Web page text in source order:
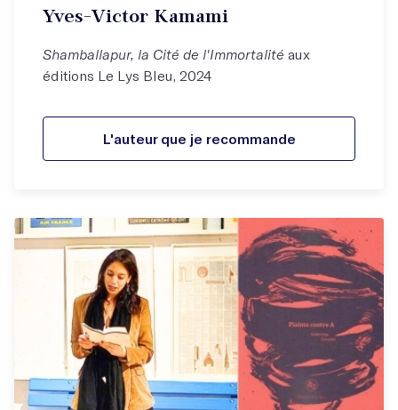
Yves-Victor Kamami
Shamballapur, la Cité de l'Immortalité aux
éditions Le Lys Bleu, 2024
L'auteur que je recommande